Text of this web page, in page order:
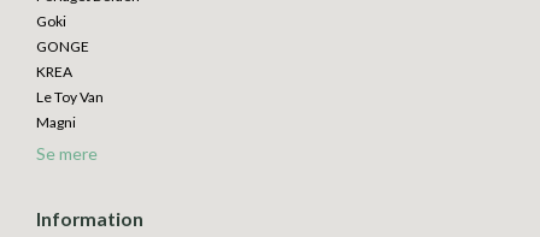
Goki
GONGE
KREA
Le Toy Van
Magni
Se mere
Information